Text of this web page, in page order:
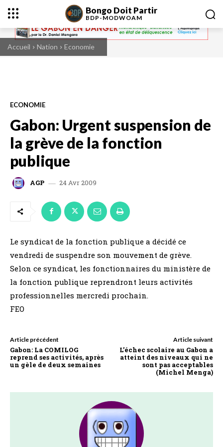
Bongo Doit Partir
BDP-MODWOAM
Accueil Nation Economie
ECONOMIE
Gabon: Urgent suspension de
la grève de la fonction
publique
AGP 24 Avr 2009
Le syndicat de la fonction publique a décidé ce
vendredi de suspendre son mouvement de grève.
Selon ce syndicat, les fonctionnaires du ministère de
la fonction publique reprendront leurs activités
professionnelles mercredi prochain.
FEO
Article précédent
Gabon: La COMILOG
reprend ses activités, après
un gèle de deux semaines
Article suivant
L’échec scolaire au Gabon a
atteint des niveaux qui ne
sont pas acceptables
(Michel Menga)